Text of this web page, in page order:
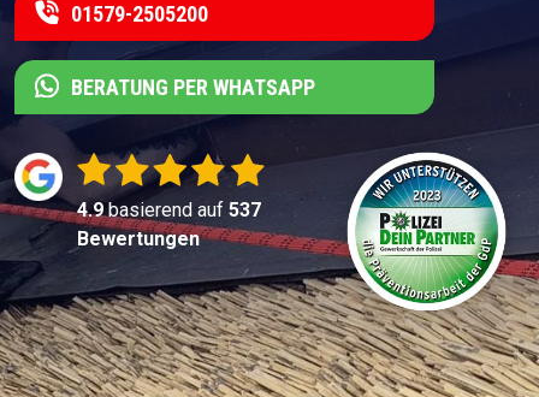
01579-2505200
BERATUNG PER WHATSAPP
4.9basierend auf 537
Bewertungen